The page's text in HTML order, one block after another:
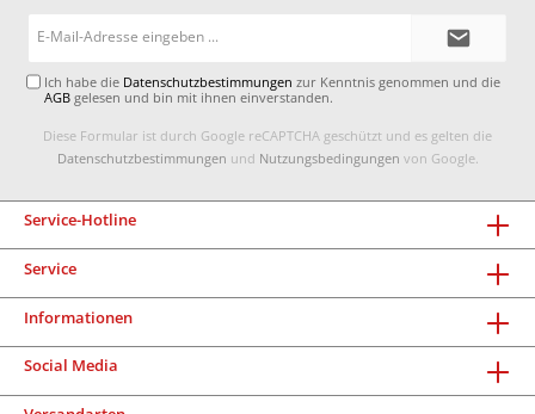
Ich habe die Datenschutzbestimmungen zur Kenntnis genommen und die
AGB gelesen und bin mit ihnen einverstanden.
Diese Formular ist durch Google reCAPTCHA geschützt und es gelten die
Datenschutzbestimmungen und Nutzungsbedingungen von Google.
Service-Hotline
Service
Informationen
Social Media